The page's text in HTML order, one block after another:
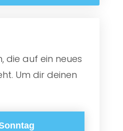
die auf ein neues
Um dir deinen